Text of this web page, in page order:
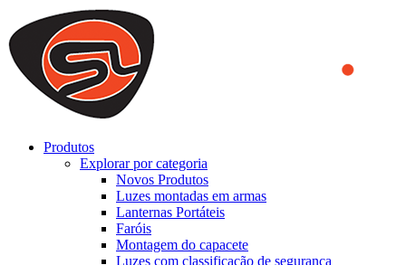
We use cookies to ensure that we provide you the best experience
on our website. By continuing to browse this website, you accept
that cookies are used to help us analyze how the website is used and
to offer you a better experience. To learn more or to find out how
you can disable cookies, you can access our
Produtos
Explorar por categoria
Novos Produtos
Luzes montadas em armas
Lanternas Portáteis
Faróis
Montagem do capacete
Luzes com classificação de segurança